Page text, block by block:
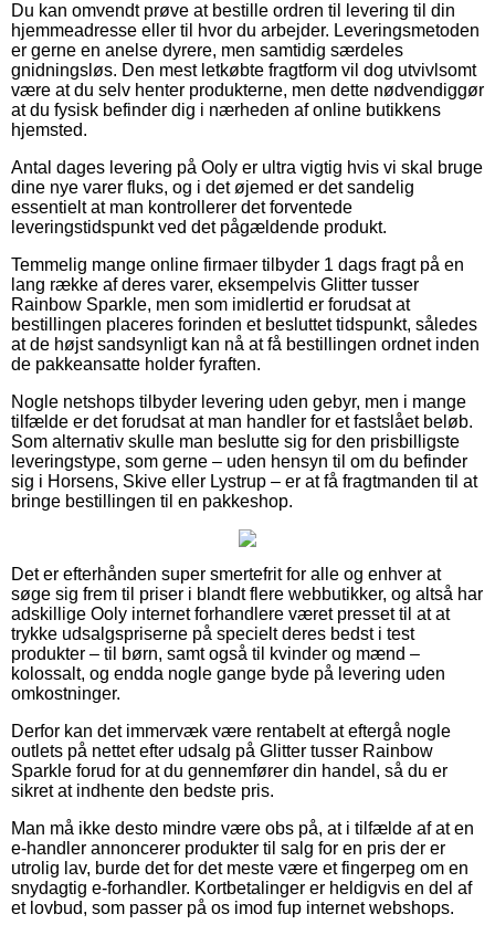
Du kan omvendt prøve at bestille ordren til levering til din
hjemmeadresse eller til hvor du arbejder. Leveringsmetoden
er gerne en anelse dyrere, men samtidig særdeles
gnidningsløs. Den mest letkøbte fragtform vil dog utvivlsomt
være at du selv henter produkterne, men dette nødvendiggør
at du fysisk befinder dig i nærheden af online butikkens
hjemsted.
Antal dages levering på Ooly er ultra vigtig hvis vi skal bruge
dine nye varer fluks, og i det øjemed er det sandelig
essentielt at man kontrollerer det forventede
leveringstidspunkt ved det pågældende produkt.
Temmelig mange online firmaer tilbyder 1 dags fragt på en
lang række af deres varer, eksempelvis Glitter tusser
Rainbow Sparkle, men som imidlertid er forudsat at
bestillingen placeres forinden et besluttet tidspunkt, således
at de højst sandsynligt kan nå at få bestillingen ordnet inden
de pakkeansatte holder fyraften.
Nogle netshops tilbyder levering uden gebyr, men i mange
tilfælde er det forudsat at man handler for et fastslået beløb.
Som alternativ skulle man beslutte sig for den prisbilligste
leveringstype, som gerne – uden hensyn til om du befinder
sig i Horsens, Skive eller Lystrup – er at få fragtmanden til at
bringe bestillingen til en pakkeshop.
Det er efterhånden super smertefrit for alle og enhver at
søge sig frem til priser i blandt flere webbutikker, og altså har
adskillige Ooly internet forhandlere været presset til at at
trykke udsalgspriserne på specielt deres bedst i test
produkter – til børn, samt også til kvinder og mænd –
kolossalt, og endda nogle gange byde på levering uden
omkostninger.
Derfor kan det immervæk være rentabelt at eftergå nogle
outlets på nettet efter udsalg på Glitter tusser Rainbow
Sparkle forud for at du gennemfører din handel, så du er
sikret at indhente den bedste pris.
Man må ikke desto mindre være obs på, at i tilfælde af at en
e-handler annoncerer produkter til salg for en pris der er
utrolig lav, burde det for det meste være et fingerpeg om en
snydagtig e-forhandler. Kortbetalinger er heldigvis en del af
et lovbud, som passer på os imod fup internet webshops.